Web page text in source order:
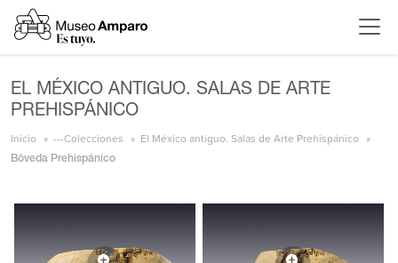
EL MÉXICO ANTIGUO. SALAS DE ARTE
PREHISPÁNICO
Inicio ---Colecciones El México antiguo. Salas de Arte Prehispánico
Bóveda Prehispánico